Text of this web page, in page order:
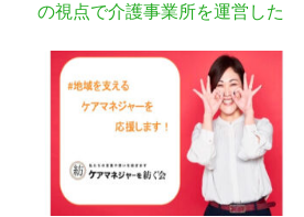
の視点で介護事業所を運営した